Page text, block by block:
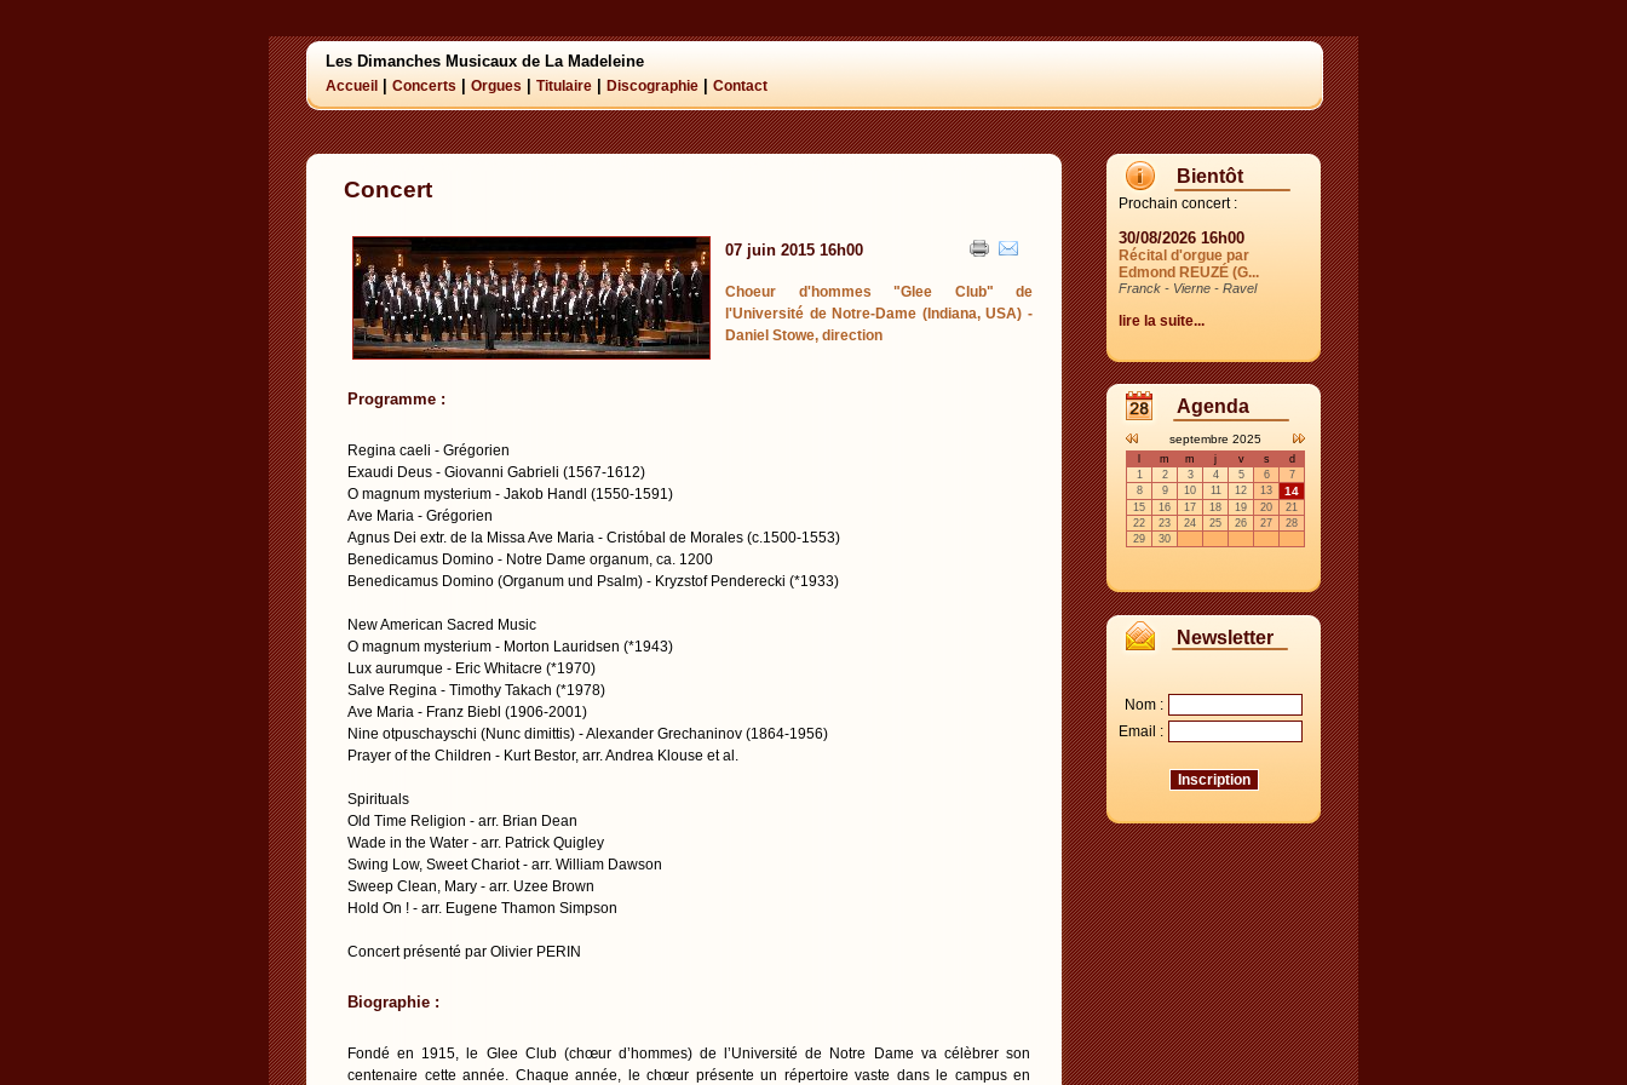
Les Dimanches Musicaux de La Madeleine
Accueil Concerts Orgues Titulaire Discographie Contact
Concert
07 juin 2015 16h00
Choeur d'hommes "Glee Club" de
l'Université de Notre-Dame (Indiana, USA) -
Daniel Stowe, direction
Programme :
Regina caeli - Grégorien
Exaudi Deus - Giovanni Gabrieli (1567-1612)
O magnum mysterium - Jakob Handl (1550-1591)
Ave Maria - Grégorien
Agnus Dei extr. de la Missa Ave Maria - Cristóbal de Morales (c.1500-1553)
Benedicamus Domino - Notre Dame organum, ca. 1200
Benedicamus Domino (Organum und Psalm) - Kryzstof Penderecki (*1933)
New American Sacred Music
O magnum mysterium - Morton Lauridsen (*1943)
Lux aurumque - Eric Whitacre (*1970)
Salve Regina - Timothy Takach (*1978)
Ave Maria - Franz Biebl (1906-2001)
Nine otpuschayschi (Nunc dimittis) - Alexander Grechaninov (1864-1956)
Prayer of the Children - Kurt Bestor, arr. Andrea Klouse et al.
Spirituals
Old Time Religion - arr. Brian Dean
Wade in the Water - arr. Patrick Quigley
Swing Low, Sweet Chariot - arr. William Dawson
Sweep Clean, Mary - arr. Uzee Brown
Hold On ! - arr. Eugene Thamon Simpson
Concert présenté par Olivier PERIN
Biographie :
Fondé en 1915, le Glee Club (chœur d’hommes) de l’Université de Notre Dame va célèbrer son
centenaire cette année. Chaque année, le chœur présente un répertoire vaste dans le campus en
Bientôt
Prochain concert :
30/08/2026 16h00
Récital d'orgue par
Edmond REUZÉ (G...
Franck - Vierne - Ravel
lire la suite...
Agenda
septembre 2025
m m j v s
d
1
2 3 4 5 6
7
8
9 10 11 12 13 14
15 16 17 18 19 20
21
22
23 24 25 26 27
28
29
30
Newsletter
Nom :
Email :